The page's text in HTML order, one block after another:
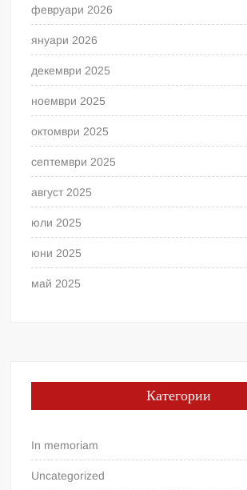
февруари 2026
януари 2026
декември 2025
ноември 2025
октомври 2025
септември 2025
август 2025
юли 2025
юни 2025
май 2025
Категории
In memoriam
Uncategorized